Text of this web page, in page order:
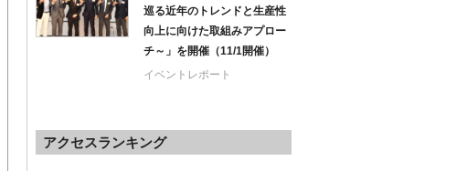
巡る近年のトレンドと生産性
向上に向けた取組みアプロー
チ～」を開催（11/1開催）
イベントレポート
アクセスランキング